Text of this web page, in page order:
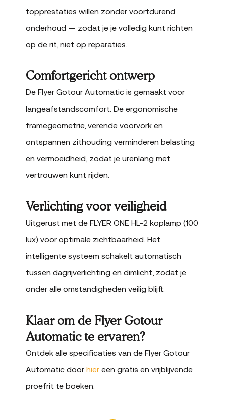
topprestaties willen zonder voortdurend
onderhoud — zodat je je volledig kunt richten
op de rit, niet op reparaties.
Comfortgericht ontwerp
De Flyer Gotour Automatic is gemaakt voor
langeafstandscomfort. De ergonomische
framegeometrie, verende voorvork en
ontspannen zithouding verminderen belasting
en vermoeidheid, zodat je urenlang met
vertrouwen kunt rijden.
Verlichting voor veiligheid
Uitgerust met de FLYER ONE HL-2 koplamp (100
lux) voor optimale zichtbaarheid. Het
intelligente systeem schakelt automatisch
tussen dagrijverlichting en dimlicht, zodat je
onder alle omstandigheden veilig blijft.
Klaar om de Flyer Gotour
Automatic te ervaren?
Ontdek alle specificaties van de Flyer Gotour
Automatic door hiereen gratis en vrijblijvende
proefrit te boeken.